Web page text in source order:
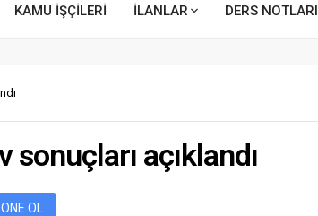
KAMU İŞÇİLERİ İLANLAR DERS NOTLARI
sonuçları açıklandı
OL